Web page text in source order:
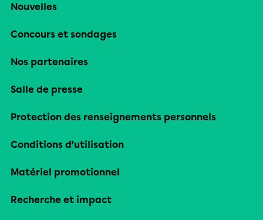
Nouvelles
Concours et sondages
Nos partenaires
Salle de presse
Protection des renseignements personnels
Conditions d’utilisation
Matériel promotionnel
Recherche et impact